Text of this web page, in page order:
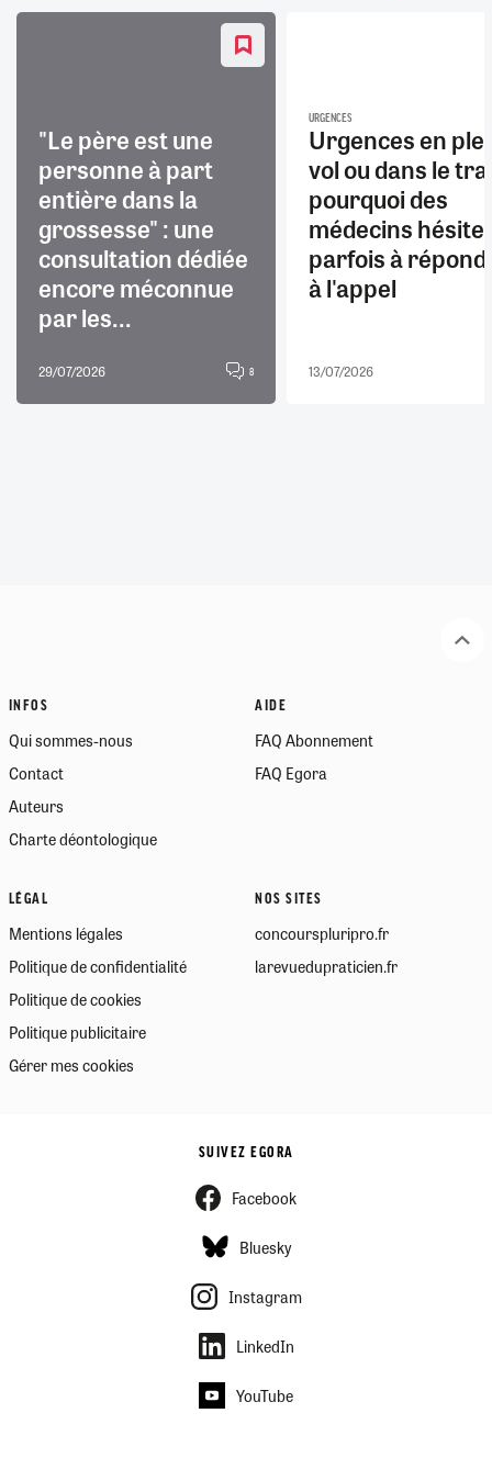
"Le père est une
personne à part
entière dans la
grossesse" : une
consultation dédiée
encore méconnue
par les...
29/07/2026 8
URGENCES
Urgences en
vol ou dans le
pourquoi des
médecins
parfois à
à l'appel
13/07/2026
INFOS
Qui sommes-nous
Contact
Auteurs
Charte déontologique
AIDE
FAQ Abonnement
FAQ Egora
LÉGAL
Mentions légales
Politique de confidentialité
Politique de cookies
Politique publicitaire
Gérer mes cookies
NOS SITES
concourspluripro.fr
larevuedupraticien.fr
SUIVEZ EGORA
Facebook
Bluesky
Instagram
LinkedIn
YouTube